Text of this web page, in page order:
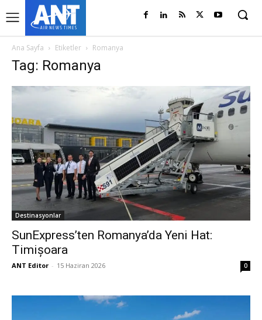
Ana Sayfa Etiketler Romanya
Tag: Romanya
Destinasyonlar
SunExpress’ten Romanya’da Yeni Hat:
Timișoara
ANT Editor - 15 Haziran 2026 0